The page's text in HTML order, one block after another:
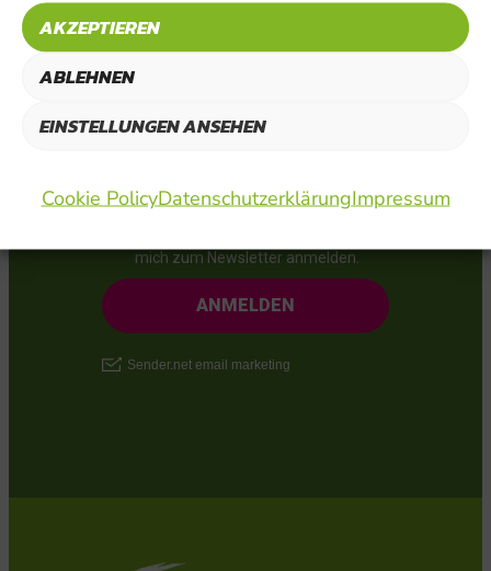
AKZEPTIEREN
ABLEHNEN
EINSTELLUNGEN ANSEHEN
Cookie PolicyDatenschutzerklärungImpressum